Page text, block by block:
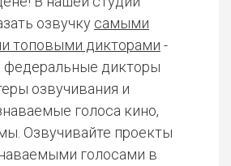
озвучку самыми
топовыми дикторами -
федеральные дикторы
озвучивания и
голоса кино,
Озвучивайте проекты
голосами в